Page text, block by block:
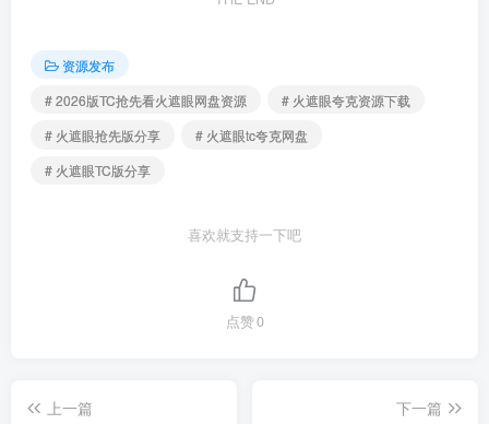
资源发布
# 2026版TC抢先看火遮眼网盘资源
# 火遮眼夸克资源下载
# 火遮眼抢先版分享
# 火遮眼tc夸克网盘
# 火遮眼TC版分享
喜欢就支持一下吧
点赞0
上一篇
下一篇